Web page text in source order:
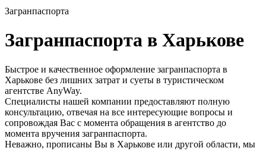
Загранпаспорта
Загранпаспорта в Харькове
Быстрое и качественное оформление загранпаспорта в
Харькове без лишних затрат и суеты в туристическом
агентстве AnyWay.
Специалисты нашей компании предоставляют полную
консультацию, отвечая на все интересующие вопросы и
сопровождая Вас с момента обращения в агентство до
момента вручения загранпаспорта.
Неважно, прописаны Вы в Харькове или другой области, мы